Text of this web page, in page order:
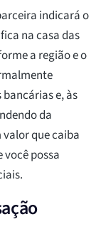
indicará o
na casa das
a região e o
e, às
da
que caiba
possa